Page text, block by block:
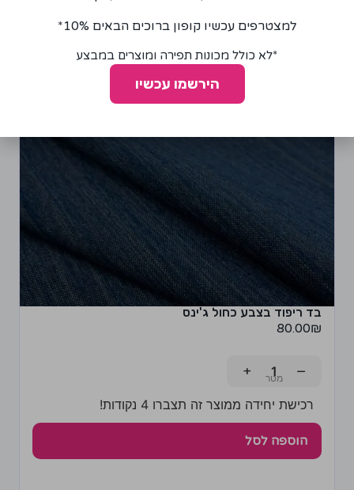
בד ריפוד בצבע כחול ג'ינס
80.00₪
−
+
רכישת יחידה ממוצר זה תצברו 4 נקודות!
הוספה לסל
למצטרפים עכשיו קופון ברוכים הבאים 10%*
*לא כולל מכונות תפירה ומוצרים במבצע
הירשמו עכשיו